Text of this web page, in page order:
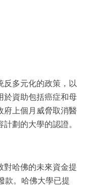
反多元化的政策，以
於資助包括癌症和母
府上個月威脅取消醫
劃的大學的認證。
對哈佛的未來資金提
款。哈佛大學已提